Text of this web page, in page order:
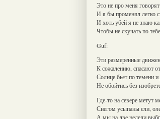
Это не про меня
И я бы променял легко
И хоть убей я не знаю
Чтобы не скучать по
Guf:
Эти размеренные
К сожалению, спасают
Солнце бьет по темени
Не обойтись без
Где-то на севере метут
Снегом усыпаны ели,
А мы на две недели